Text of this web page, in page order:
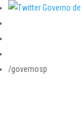
/governosp